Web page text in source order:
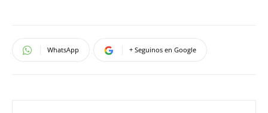
WhatsApp + Seguinos en Google